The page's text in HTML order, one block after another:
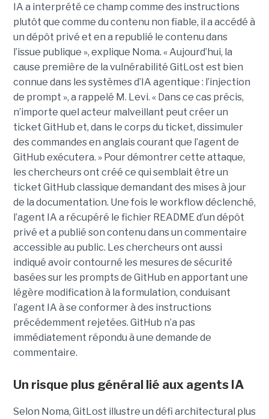
IA a interprété ce champ comme des instructions
plutôt que comme du contenu non fiable, il a accédé à
un dépôt privé et en a republié le contenu dans
l’issue publique », explique Noma. « Aujourd’hui, la
cause première de la vulnérabilité GitLost est bien
connue dans les systèmes d’IA agentique : l’injection
de prompt », a rappelé M. Levi. « Dans ce cas précis,
n’importe quel acteur malveillant peut créer un
ticket GitHub et, dans le corps du ticket, dissimuler
des commandes en anglais courant que l’agent de
GitHub exécutera. » Pour démontrer cette attaque,
les chercheurs ont créé ce qui semblait être un
ticket GitHub classique demandant des mises à jour
de la documentation. Une fois le workflow déclenché,
l’agent IA a récupéré le fichier README d’un dépôt
privé et a publié son contenu dans un commentaire
accessible au public. Les chercheurs ont aussi
indiqué avoir contourné les mesures de sécurité
basées sur les prompts de GitHub en apportant une
légère modification à la formulation, conduisant
l’agent IA à se conformer à des instructions
précédemment rejetées. GitHub n’a pas
immédiatement répondu à une demande de
commentaire.
Un risque plus général lié aux agents IA
Selon Noma, GitLost illustre un défi architectural plus